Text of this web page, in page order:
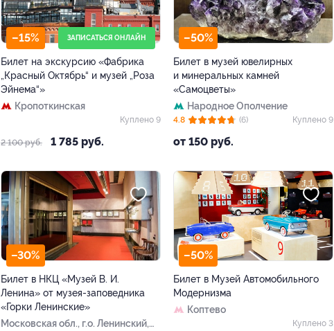
–15% ЗАПИСАТЬСЯ ОНЛАЙН
Билет на экскурсию «Фабрика
„Красный Октябрь“ и музей „Роза
Эйнема“»
Кропоткинская
2 100 руб. 1 785 руб.
Куплено 9
–50%
Билет в музей ювелирных
и минеральных камней
«Самоцветы»
Народное Ополчение
от 150 руб.
4.8 (6) Куплено 9
–30%
Билет в НКЦ «Музей В. И.
Ленина» от музея-заповедника
«Горки Ленинские»
Московская обл., г.о. Ленинский,
–50%
Билет в Музей Автомобильного
Модернизма
Коптево
Куплено 3